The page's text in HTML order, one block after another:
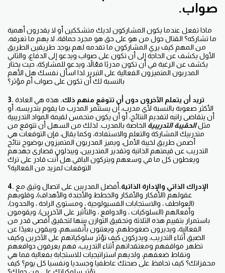
صواب.
ماذا تفعل عندما يكون المشاركون لديك متشككين أو لا يقدرون أهمية
ما تشاركه؟ القتال حول من هو على حق هو مجرد حماقة، لا يهم ما تعرفه،
من المهم كيف يري المشاركون ما تقدمه لهم.يوجد طريقين الطريق
الأول يكشف عن الحاجة إلى أن تكون على صواب ويدعو إلى الدفاع، والثاني
يكشف عن الرغبة في أن تكون مدربًا فعّالاً، ويدعو للمشاركة، حيث يختار
المدربون المتميزون الفعالية على التبرير.لذا اسأل نفسك هل الأهم
بالنسبة لك أن تكون على صواب أم مؤثر؟
3. تريد أن يتعلم الآخرون دون أن تتوقع منهم ذلك. هذه هي العادة
الأكثر صعوبة بالنسبة لأي مدرب، أن يستثمر المدرب ما يقوم بتدريسه، أو
أن يتقاضى راتبه لتقديم النتائج، أو أن يكون متحمس لقيمة المواد التدريبية
مثلالحقيبة التدريبية الخاصة بالمدرب. لذلك من السهل أن تتوقع من
متدربيك المشاركة والتعلم والاستفادة، وكما يقال، فإن التوقعات هي
أضمن طريق لخيبة الأمل، ويميز المدربون المتميزون بوضوح نتائج
التدريب عن قيمتهم الذاتية وتقدير المتدربين، ويبذلون قصارى جهدهم
ويعطون كل ما في وسعهم ويتركون الباقي.هل أنت قادر على ترك
التوقعات لمزيد من الفعالية؟
4. الإدراك الذاتي والإدارة الذاتية.أفضل المدربين على اتصال وثيق مع
عقولهم (الأفكار والأفكار والخطط والأجندة والأهداف)، وقلوبهم
(العواطف ، والاستجابات الفسيولوجية ، ومستوى الراحة ، والحدود)،
وأفعالهم (السلوكيات ، والدوافع ، والتأثير على الآخرين)، ويقومون
باستمرار بتقييم هذه الثلاثة وتحقيق التوازن بينها لتحقيق أقصى قدر من
الفعالية، ويديرون ضغوطهم، ويعتنون بأنفسهم، ويبقون بعيدًا عن
الضيق أثناء التدريب، ويدركون كيف تؤثر سلوكياتهم على الآخرين وكيف
تظهر مواقفهم ومعتقداتهم أثناء التدريب، فهم يعرفون دوافعهم
ونقاط ضعفهم، ولديهم استراتيجيات للاستجابة بفعالية.فما هي
محفزاتك؟ كيف تحافظ على صحتك عاطفيا وجسديا ونفسيا كل يوم؟ كيف